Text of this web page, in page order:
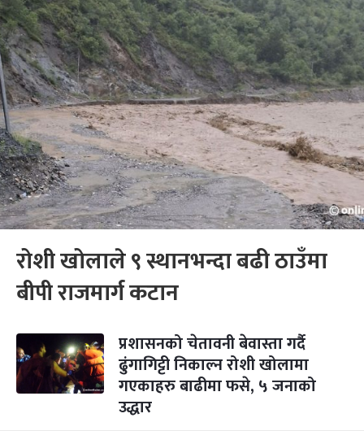
रोशी खोलाले ९ स्थानभन्दा बढी ठाउँमा
बीपी राजमार्ग कटान
प्रशासनको चेतावनी बेवास्ता गर्दै
ढुंगागिट्टी निकाल्न रोशी खोलामा
गएकाहरु बाढीमा फसे, ५ जनाको
उद्धार